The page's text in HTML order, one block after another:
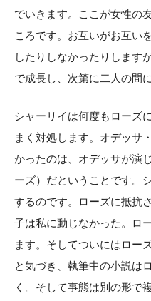
でいきます。ここが女性の
ころです。お互いがお互い
したりしなかったりします
で成長し、次第に二人の間
シャーリイは何度もローズ
まく対処します。オデッサ
かったのは、オデッサが演
ーズ）だということです。
するのです。ローズに抵抗
子は私に動じなかった。ロ
ます。そしてついにはロー
と気づき、執筆中の小説は
く。そして事態は別の形で